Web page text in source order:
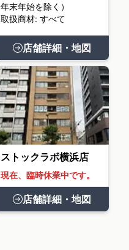
年末年始を除く）
取扱商材: すべて
店舗詳細・地図
ストックラボ横浜店
現在、臨時休業中です。
店舗詳細・地図